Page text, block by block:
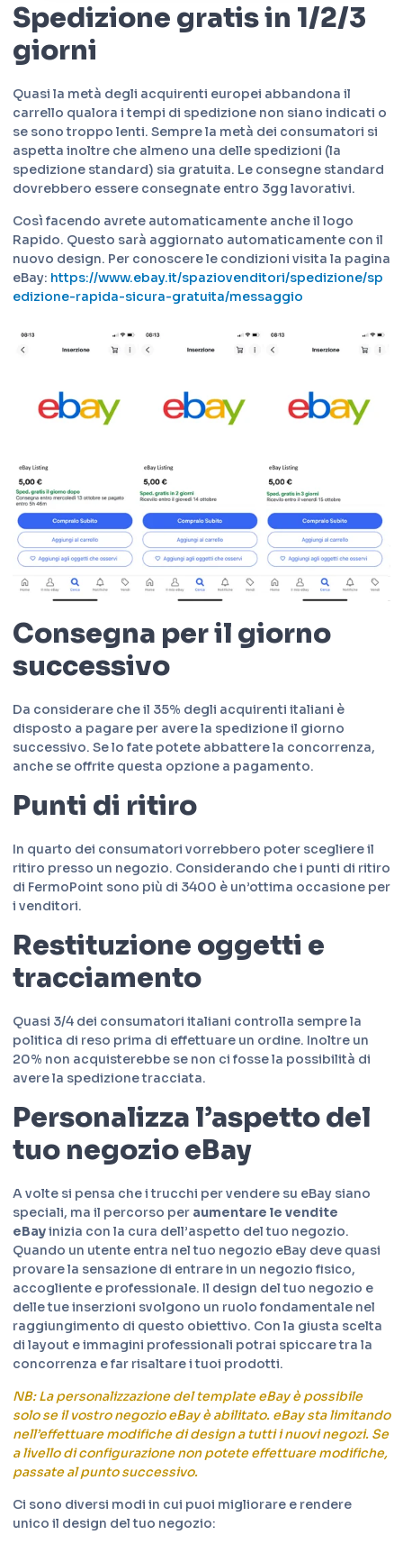
Spedizione gratis in 1/2/3
giorni
Quasi la metà degli acquirenti europei abbandona il
carrello qualora i tempi di spedizione non siano indicati o
se sono troppo lenti. Sempre la metà dei consumatori si
aspetta inoltre che almeno una delle spedizioni (la
spedizione standard) sia gratuita. Le consegne standard
dovrebbero essere consegnate entro 3gg lavorativi.
Così facendo avrete automaticamente anche il logo
Rapido. Questo sarà aggiornato automaticamente con il
nuovo design. Per conoscere le condizioni visita la pagina
eBay: https://www.ebay.it/spaziovenditori/spedizione/sp
edizione-rapida-sicura-gratuita/messaggio
Consegna per il giorno
successivo
Da considerare che il 35% degli acquirenti italiani è
disposto a pagare per avere la spedizione il giorno
successivo. Se lo fate potete abbattere la concorrenza,
anche se offrite questa opzione a pagamento.
Punti di ritiro
In quarto dei consumatori vorrebbero poter scegliere il
ritiro presso un negozio. Considerando che i punti di ritiro
di FermoPoint sono più di 3400 è un’ottima occasione per
i venditori.
Restituzione oggetti e
tracciamento
Quasi 3/4 dei consumatori italiani controlla sempre la
politica di reso prima di effettuare un ordine. Inoltre un
20% non acquisterebbe se non ci fosse la possibilità di
avere la spedizione tracciata.
Personalizza l’aspetto del
tuo negozio eBay
A volte si pensa che i trucchi per vendere su eBay siano
speciali, ma il percorso per aumentare le vendite
eBayinizia con la cura dell’aspetto del tuo negozio.
Quando un utente entra nel tuo negozio eBay deve quasi
provare la sensazione di entrare in un negozio fisico,
accogliente e professionale. Il design del tuo negozio e
delle tue inserzioni svolgono un ruolo fondamentale nel
raggiungimento di questo obiettivo. Con la giusta scelta
di layout e immagini professionali potrai spiccare tra la
concorrenza e far risaltare i tuoi prodotti.
NB: La personalizzazione del template eBay è possibile
solo se il vostro negozio eBay è abilitato. eBay sta limitando
nell’effettuare modifiche di design a tutti i nuovi negozi. Se
a livello di configurazione non potete effettuare modifiche,
passate al punto successivo.
Ci sono diversi modi in cui puoi migliorare e rendere
unico il design del tuo negozio: